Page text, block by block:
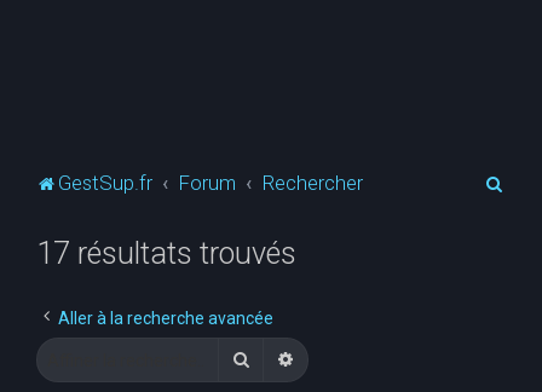
GestSup.fr Forum Rechercher
17 résultats trouvés
Aller à la recherche avancée
RechercherRecherche avancée